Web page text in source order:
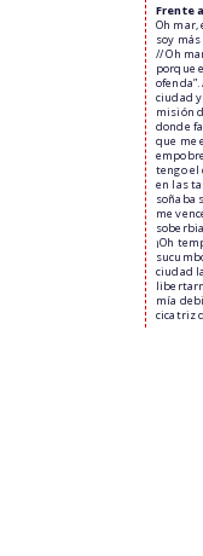
Frente
Oh mar,
soy
// Oh
porque
ciudad
misión
donde
que me
tengo el
en las
soñaba
me
¡Oh
ciudad
mía
cicatriz